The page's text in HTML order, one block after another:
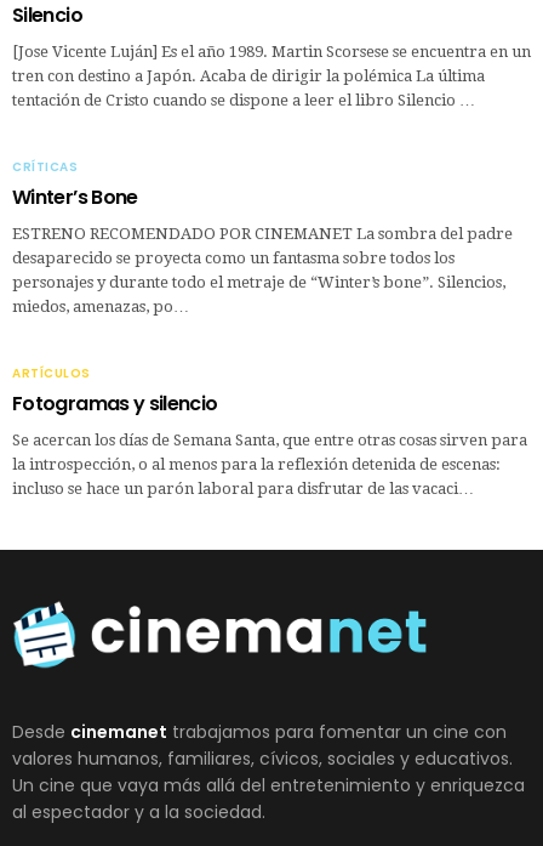
Silencio
[Jose Vicente Luján] Es el año 1989. Martin Scorsese se encuentra en un
tren con destino a Japón. Acaba de dirigir la polémica La última
tentación de Cristo cuando se dispone a leer el libro Silencio …
CRÍTICAS
Winter’s Bone
ESTRENO RECOMENDADO POR CINEMANET La sombra del padre
desaparecido se proyecta como un fantasma sobre todos los
personajes y durante todo el metraje de “Winter’s bone”. Silencios,
miedos, amenazas, po…
ARTÍCULOS
Fotogramas y silencio
Se acercan los días de Semana Santa, que entre otras cosas sirven para
la introspección, o al menos para la reflexión detenida de escenas:
incluso se hace un parón laboral para disfrutar de las vacaci…
Desde cinemanet trabajamos para fomentar un cine con
valores humanos, familiares, cívicos, sociales y educativos.
Un cine que vaya más allá del entretenimiento y enriquezca
al espectador y a la sociedad.